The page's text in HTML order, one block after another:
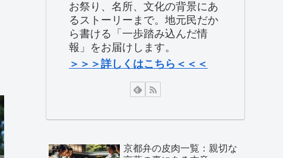
お祭り、名所、文化の背景にあ
るストーリーまで。地元民だか
ら書ける「一歩踏み込んだ情
報」をお届けします。
＞＞＞詳しくはこちら＜＜＜
京都弁の皮肉一覧：親切な